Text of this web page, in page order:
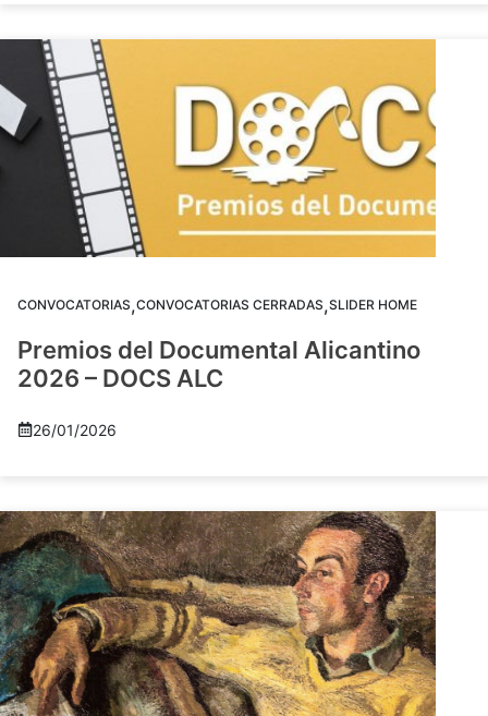
CONVOCATORIAS,CONVOCATORIAS CERRADAS,SLIDER HOME
Premios del Documental Alicantino
2026 – DOCS ALC
26/01/2026